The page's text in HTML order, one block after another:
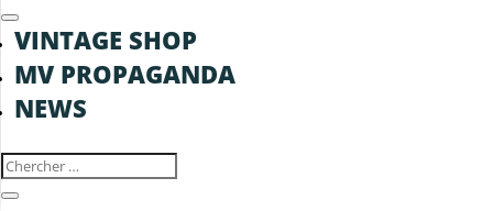
VINTAGE SHOP
MV PROPAGANDA
NEWS